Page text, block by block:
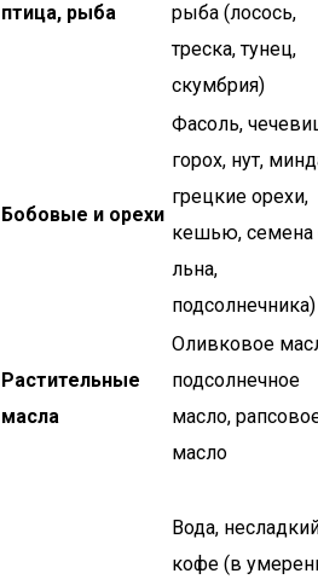
птица, рыба
рыба (лосось,
треска, тунец,
скумбрия)
Бобовые и орехи
Фасоль,
горох, нут,
грецкие орехи,
кешью, семена
льна,
подсолнечника)
Растительные
масла
Оливковое
подсолнечное
масло,
масло
Вода,
кофе (в